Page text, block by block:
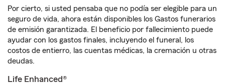
Por cierto, si usted pensaba que no podía ser elegible para un
seguro de vida, ahora están disponibles los Gastos funerarios
de emisión garantizada. El beneficio por fallecimiento puede
ayudar con los gastos finales, incluyendo el funeral, los
costos de entierro, las cuentas médicas, la cremación u otras
deudas.
Life Enhanced®